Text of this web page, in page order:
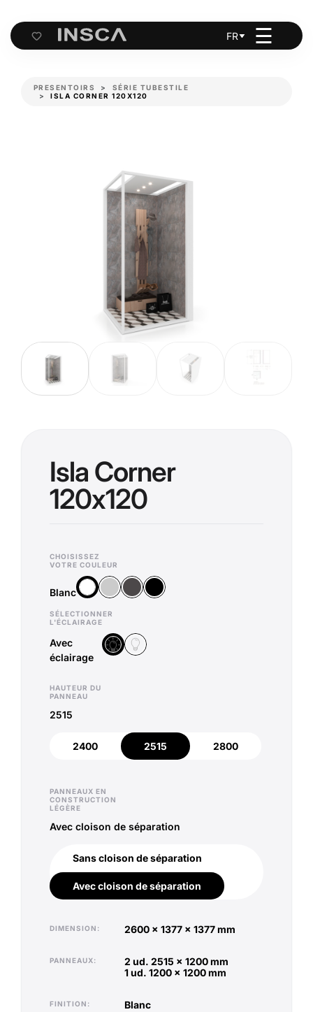
Cart
FR ☰
PRESENTOIRS
SÉRIE TUBESTILE
ISLA CORNER 120X120
Isla Corner
120x120
CHOISISSEZ
VOTRE COULEUR
Blanc
BlancArgentAnthracite
Noir
SÉLECTIONNER
L'ÉCLAIRAGE
Avec
éclairage
Avec éclairage
Sans éclairage
HAUTEUR DU
PANNEAU
2515
2400 2515
2515
2800
2800
PANNEAUX EN
CONSTRUCTION
LÉGÈRE
Avec cloison de séparation
Sans cloison de séparation
Avec cloison de séparation
Avec cloison de séparation
DIMENSION 2600 x 1377 x 1377 mm
PANNEAUX
2 ud. 2515 x 1200 mm
1 ud. 1200 x 1200 mm
FINITION blanc